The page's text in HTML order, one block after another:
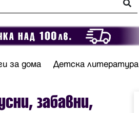
за дома Детска литература
забавни,